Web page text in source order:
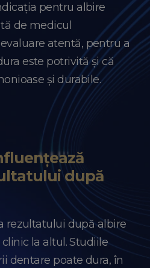
pentru albire
de medicul
atentă, pentru a
este potrivită și că
și durabile.
după
rezultatului după albire
la altul. Studiile
dentare poate dura, în